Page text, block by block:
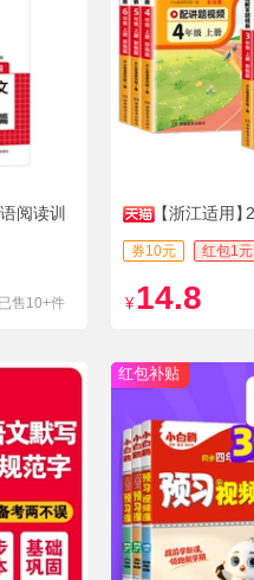
阅读训
已售10+件
【浙江适用】
券10元 红包1元
¥ 14.8
红包补贴